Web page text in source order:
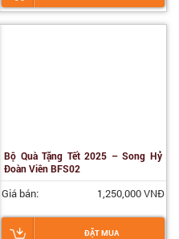
Bộ Quà Tặng Tết 2025 – Song Hỷ
Đoàn Viên BFS02
Giá bán: 1,250,000 VNĐ
ĐẶT MUA